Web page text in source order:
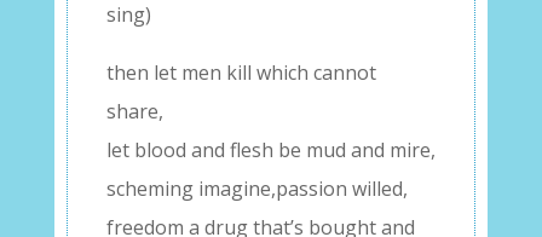
sing)
then let men kill which cannot
share,
let blood and flesh be mud and mire,
scheming imagine,passion willed,
freedom a drug that’s bought and